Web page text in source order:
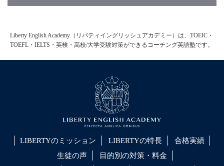
Liberty English Academy（リバティイングリッシュアカデミー）は、TOEIC・
TOEFL・IELTS・英検・高校/大学受験対策ができるコーチング英語塾です。
LIBERTYのミッション LIBERTYの特長
合格実績
生徒の声
目的別の対策・料金